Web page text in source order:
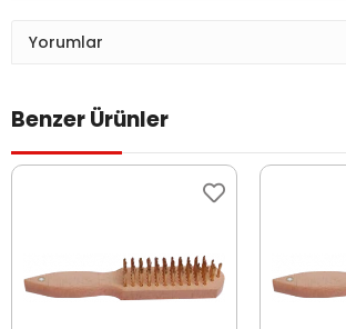
Yorumlar
Benzer Ürünler